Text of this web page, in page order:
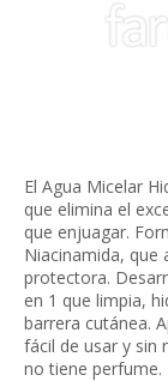
El Agua Micelar
que elimina el
que enjuagar.
Niacinamida, que
protectora.
en 1 que limpia,
barrera cutánea.
fácil de usar y sin
no tiene perfume.